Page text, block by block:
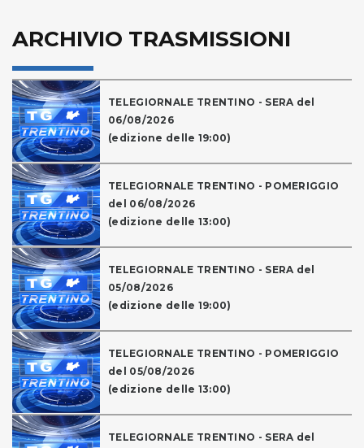
ARCHIVIO TRASMISSIONI
TELEGIORNALE TRENTINO - SERA del
06/08/2026
(edizione delle 19:00)
TELEGIORNALE TRENTINO - POMERIGGIO
del 06/08/2026
(edizione delle 13:00)
TELEGIORNALE TRENTINO - SERA del
05/08/2026
(edizione delle 19:00)
TELEGIORNALE TRENTINO - POMERIGGIO
del 05/08/2026
(edizione delle 13:00)
TELEGIORNALE TRENTINO - SERA del